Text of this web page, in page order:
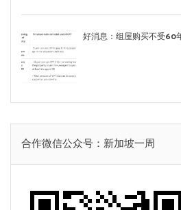
好消息：组屋购买不受60
合作微信公众号：新加坡一周